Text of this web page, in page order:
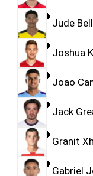
Jude
Joshua
Joao
Jack
Granit
Gabriel